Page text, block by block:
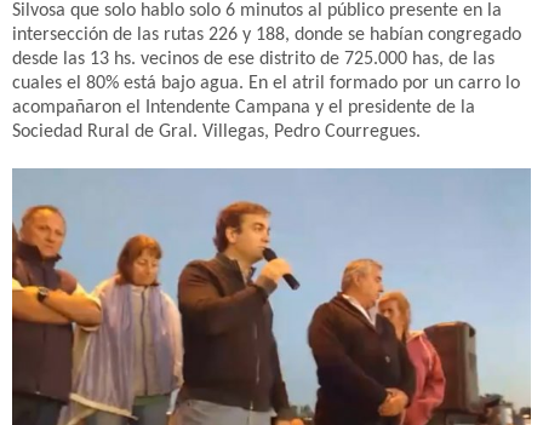
Silvosa que solo hablo solo 6 minutos al público presente en la
intersección de las rutas 226 y 188, donde se habían congregado
desde las 13 hs. vecinos de ese distrito de 725.000 has, de las
cuales el 80% está bajo agua. En el atril formado por un carro lo
acompañaron el Intendente Campana y el presidente de la
Sociedad Rural de Gral. Villegas, Pedro Courregues.